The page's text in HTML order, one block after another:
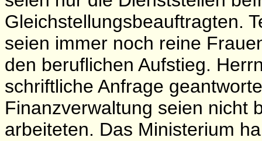
Gleichstellungsbeauftragten.
seien immer noch reine
den beruflichen Aufstieg.
schriftliche Anfrage
Finanzverwaltung seien nicht
arbeiteten. Das Ministerium